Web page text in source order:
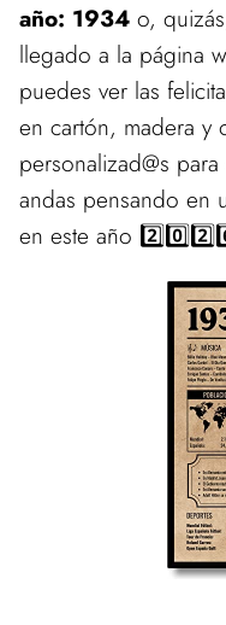
año: 1934 o,
llegado a la página
puedes ver las
en cartón, madera y
personalizad@s
andas pensando en
en este año